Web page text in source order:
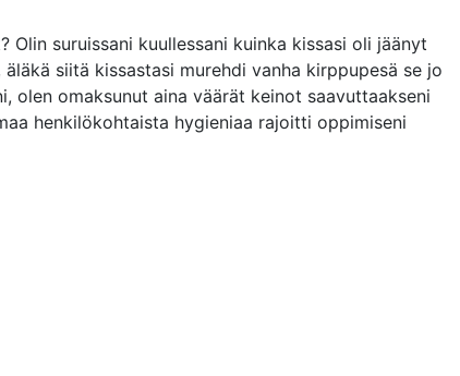
suruissani kuullessani kuinka kissasi oli jäänyt
siitä kissastasi murehdi vanha kirppupesä se jo
olen omaksunut aina väärät keinot saavuttaakseni
henkilökohtaista hygieniaa rajoitti oppimiseni